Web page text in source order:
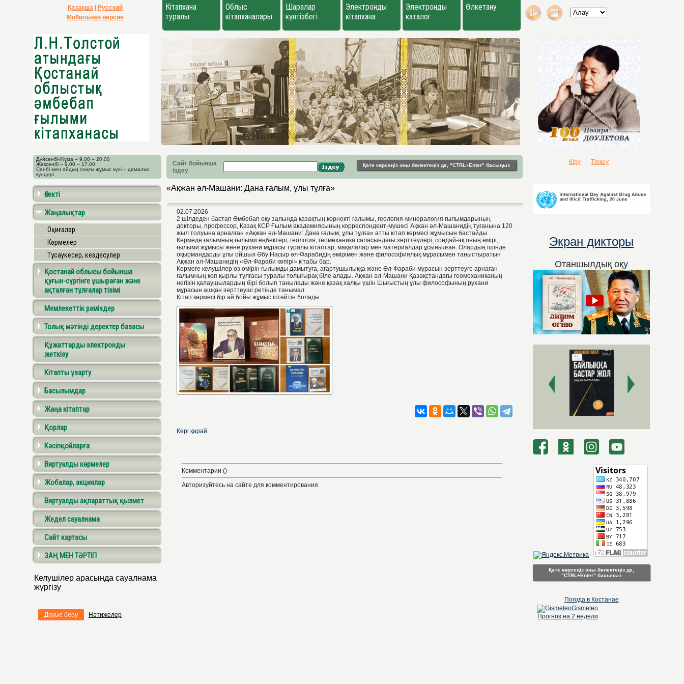
Қазақша
Русский
Мобильная версия
Кітапхана
туралы
Облыс
кітапханалары
Шаралар
күнтізбегі
Электронды
кітапхана
Электронды
каталог
Өлкетану
Дүйсенбі-Жұма – 9.00 – 20.00
Жексенбі – 9.00 – 17.00
Сенбі мен айдың соңғы жұмыс күні – демалыс
күндері
Сайт бойынша
іздеу
Қате көрсеңіз оны бөлектеңіз де, "CTRL+Enter" басыңыз Кіру Тіркеу
Өзекті
Жаңалықтар
Оқиғалар
Көрмелер
Тұсаукесер, кездесулер
Қостанай облысы бойынша
қуғын-сүргінге ұшыраған және
ақталған тұлғалар тізімі
Мемлекеттік рәміздер
Толық мәтінді деректер базасы
Құжаттарды электронды
жеткізу
Кітапты ұзарту
Басылымдар
Жаңа кітаптар
Қорлар
Кәсіпқойларға
Виртуалды көрмелер
Жобалар, акциялар
Виртуалды ақпараттық қызмет
Жедел сауалнама
Сайт картасы
ЗАҢ МЕН ТӘРТІП
Келушілер арасында сауалнама
жүргізу
Дауыс беру Нәтижелер
«Ақжан әл-Машани: Дана ғалым, ұлы тұлға»
02.07.2026
2 шілдеден бастап Әмбебап оқу залында қазақтың көрнекті ғалымы, геология-минералогия ғылымдарының
докторы, профессор, Қазақ КСР Ғылым академиясының корреспондент-мүшесі Ақжан әл-Машанидің туғанына 120
жыл толуына арналған «Ақжан әл-Машани: Дана ғалым, ұлы тұлға» атты кітап көрмесі жұмысын бастайды.
Көрмеде ғалымның ғылыми еңбектері, геология, геомеханика саласындағы зерттеулері, сондай-ақ оның өмірі,
ғылыми жұмысы және рухани мұрасы туралы кітаптар, мақалалар мен материалдар ұсынылған. Олардың ішінде
оқырмандарды ұлы ойшыл Әбу Насыр әл-Фарабидің өмірімен және философиялық мұрасымен таныстыратын
Ақжан әл-Машанидің «Әл-Фараби көпірі» кітабы бар.
Көрмеге келушілер өз өмірін ғылымды дамытуға, ағартушылыққа және Әл-Фараби мұрасын зерттеуге арнаған
ғалымның көп қырлы тұлғасы туралы толығырақ біле алады. Ақжан әл-Машани Қазақстандағы геомеханиканың
негізін қалаушылардың бірі болып танылады және қазақ халқы үшін Шығыстың ұлы философының рухани
мұрасын ашқан зерттеуші ретінде танымал.
Кітап көрмесі бір ай бойы жұмыс істейтін болады.
Кері қарай
Комментарии ()
Авторизуйтесь на сайте для комментирования.
Экран дикторы
Отаншылдық оқу
Қате көрсеңіз оны бөлектеңіз де,
"CTRL+Enter" басыңыз
Погода в Костанае
Gismeteo
Прогноз на 2 недели